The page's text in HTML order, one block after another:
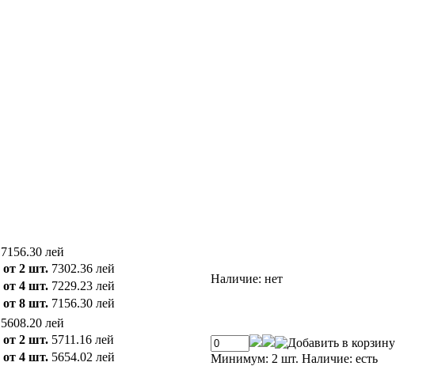
7156.30 лей
от 2 шт. 7302.36 лей
от 4 шт. 7229.23 лей
от 8 шт. 7156.30 лей
Наличие: нет
5608.20 лей
от 2 шт. 5711.16 лей
от 4 шт. 5654.02 лей
Минимум: 2 шт. Наличие: есть